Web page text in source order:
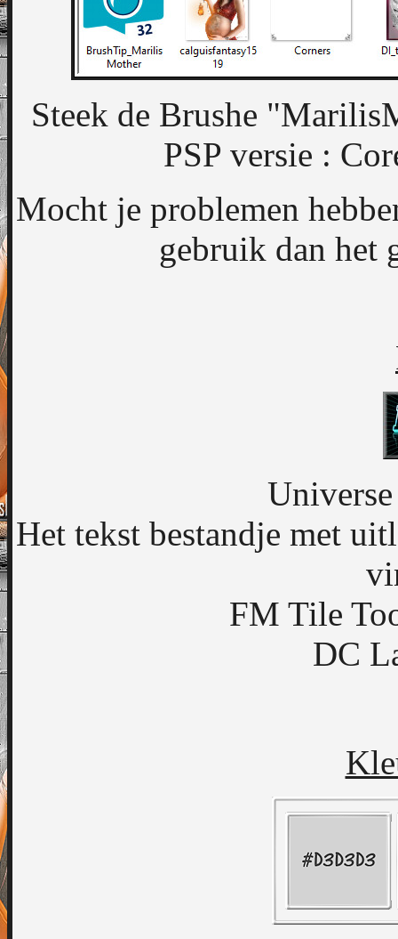
Steek de Brushe
PSP versie :
Mocht je problemen
gebruik dan het
Het tekst bestandje met
FM Tile
DC